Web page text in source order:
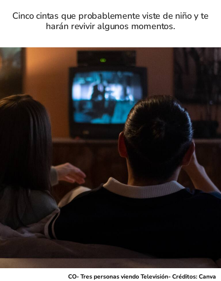
Cinco cintas que probablemente viste de niño y te
harán revivir algunos momentos.
CO- Tres personas viendo Televisión- Créditos: Canva